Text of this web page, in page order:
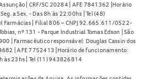
| CRF/SC 20284 | AFE 7841362 |Horário
a Sex. - Das 8h às 22:00hs | Tel (48)
Farmácias | Filial 806 – CNPJ 92.665.611/0522-
nº 131 - Parque Industrial Tomas Edson | São
| Farmacêutico responsável: Douglas Cassin dos
| AFE 7752413 |Horário de funcionamento:
às 23hs | Tel (11) 943826814